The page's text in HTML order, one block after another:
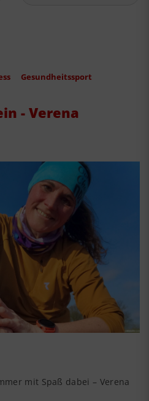
Gesundheitssport
- Verena
mit Spaß dabei – Verena